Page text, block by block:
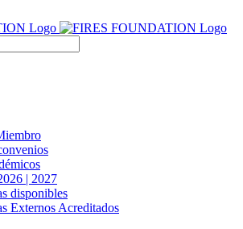
| 2027
disponibles
Externos Acreditados